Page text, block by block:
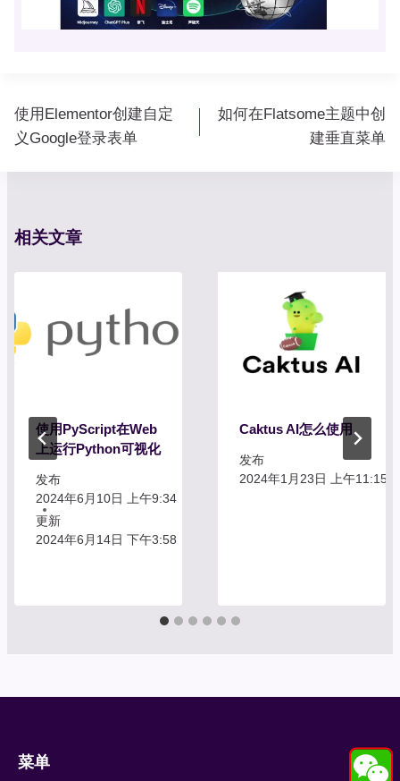
文
章
使用Elementor创建自定
义Google登录表单
如何在Flatsome主题中创
建垂直菜单
相关文章
使用PyScript在Web
上运行Python可视化
发布
2024年6月10日 上午9:34
更新
2024年6月14日 下午3:58
Caktus AI怎么使用
发布
2024年1月23日 上午11:15
菜单